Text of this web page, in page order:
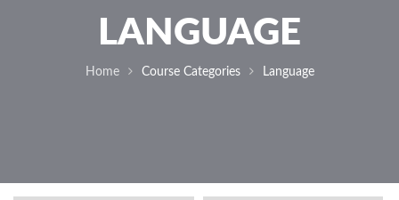
LANGUAGE
Home Course Categories Language